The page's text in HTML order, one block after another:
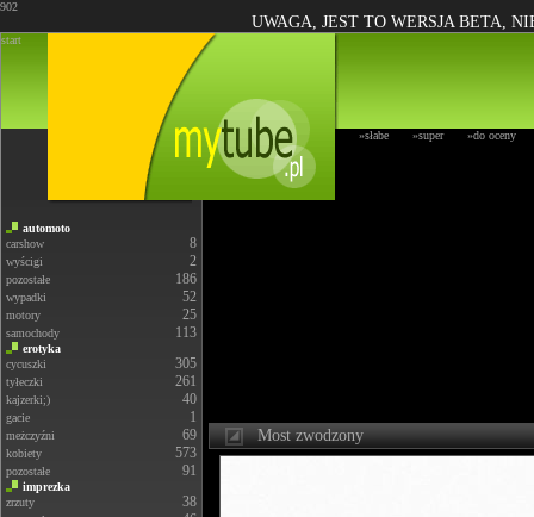
902
UWAGA, JEST TO WERSJA BETA,
start
»słabe »super »do oceny
automoto
carshow
8
wyścigi 2
pozostałe 186
wypadki 52
motory 25
samochody 113
erotyka
cycuszki
305
tyłeczki 261
kajzerki;) 40
gacie 1
meżczyźni 69
kobiety 573
pozostałe 91
imprezka
zrzuty
38
Most zwodzony